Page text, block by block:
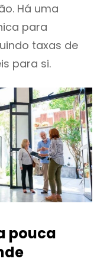
Há uma
para
taxas de
para si.
pouca